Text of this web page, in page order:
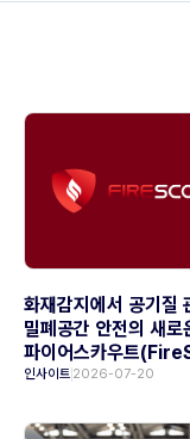
화재감지에서 공기질
밀폐공간 안전의 새로
파이어스카우트
인사이트 2026-07-20